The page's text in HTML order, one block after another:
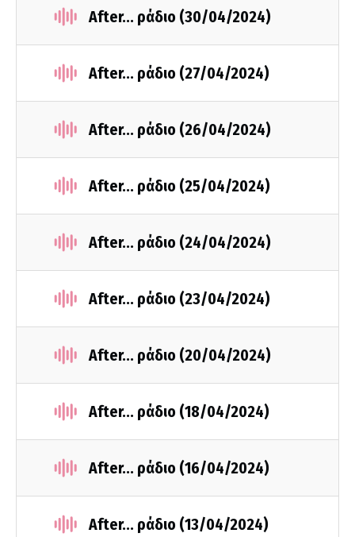
After... ράδιο (30/04/2024)
After... ράδιο (27/04/2024)
After... ράδιο (26/04/2024)
After... ράδιο (25/04/2024)
After... ράδιο (24/04/2024)
After... ράδιο (23/04/2024)
After... ράδιο (20/04/2024)
After... ράδιο (18/04/2024)
After... ράδιο (16/04/2024)
After... ράδιο (13/04/2024)